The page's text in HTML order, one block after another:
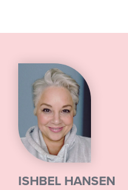
ISHBEL HANSEN